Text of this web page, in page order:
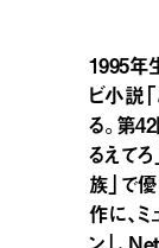
1995年
ビ小説
る。第
るえて
族」で
作に、ミ